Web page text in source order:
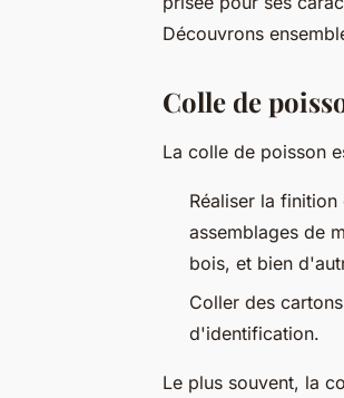
Découvrons
Colle de
La colle de poisson
Réaliser la
assemblages de
bois, et bien
Coller des
d'identification.
Le plus souvent, la